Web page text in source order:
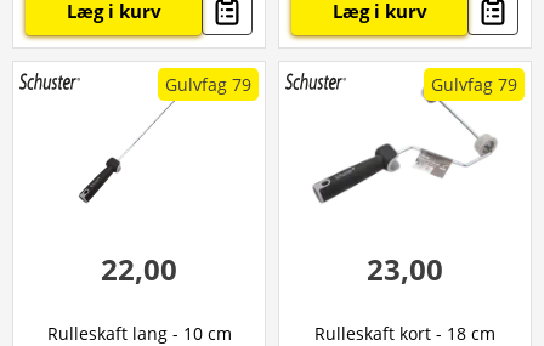
Læg i kurv Læg i kurv
Gulvfag 79
22,00
Rulleskaft lang - 10 cm
Gulvfag 79
23,00
Rulleskaft kort - 18 cm